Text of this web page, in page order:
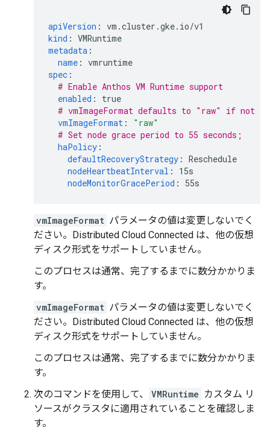
apiVersion : vm.cluster.gke.io/v1
kind : VMRuntime
metadata :
name : vmruntime
spec :
# Enable Anthos VM Runtime support
enabled :
true
# vmImageFormat defaults to "raw" if not
vmImageFormat :
"raw"
# Set node grace period to 55 seconds;
haPolicy :
defaultRecoveryStrategy : Reschedule
nodeHeartbeatInterval :
15s
nodeMonitorGracePeriod : 55s
vmImageFormat パラメータの値は変更しないでく
ださい。Distributed Cloud Connected は、他の仮想
ディスク形式をサポートしていません。
このプロセスは通常、完了するまでに数分かかりま
す。
vmImageFormat パラメータの値は変更しないでく
ださい。Distributed Cloud Connected は、他の仮想
ディスク形式をサポートしていません。
このプロセスは通常、完了するまでに数分かかりま
す。
次のコマンドを使用して、
VMRuntime カスタム リ
ソースがクラスタに適用されていることを確認しま
す。